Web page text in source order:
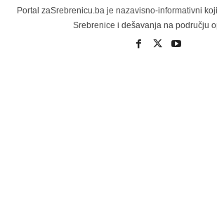
Portal zaSrebrenicu.ba je nazavisno-informativni
Srebrenice i dešavanja na području